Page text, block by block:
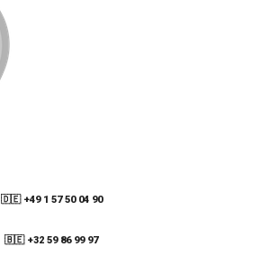
🇩🇪 +49 1 57 50 04 90
🇧🇪 +32 59 86 99 97